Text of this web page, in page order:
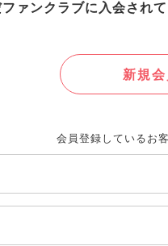
ァンクラブに入会され
新規
会員登録しているお